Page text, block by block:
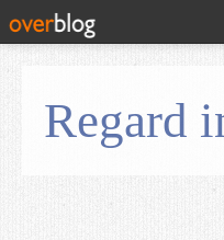
Regard